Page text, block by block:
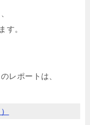
す。
レポートは、